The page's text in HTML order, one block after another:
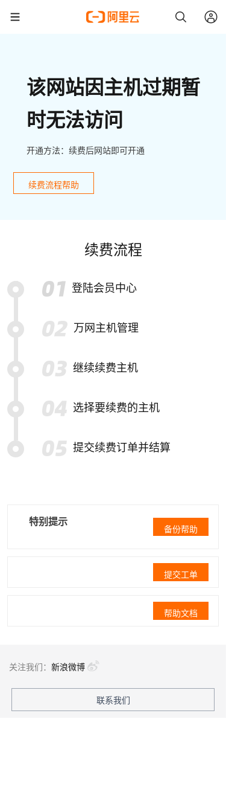
该网站因主机过期暂
时无法访问
开通方法：续费后网站即可开通
续费流程帮助
续费流程
登陆会员中心
万网主机管理
继续续费主机
选择要续费的主机
提交续费订单并结算
特别提示
备份帮助
提交工单
帮助文档